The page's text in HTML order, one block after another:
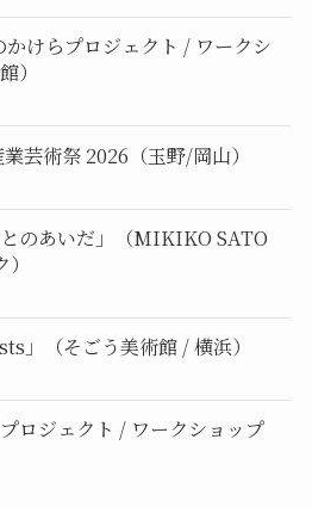
けらプロジェクト / ワークシ
）
芸術祭 2026（玉野/岡山）
とのあいだ」（MIKIKO SATO
」（そごう美術館 / 横浜）
ロジェクト / ワークショップ